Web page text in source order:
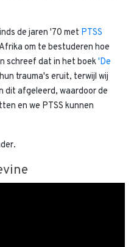
de jaren '70 met PTSS
om te bestuderen hoe
schreef dat in het boek'De
trauma's eruit, terwijl wij
dit afgeleerd, waardoor de
en we PTSS kunnen